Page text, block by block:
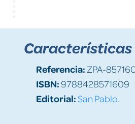
Características
Referencia: ZPA-
ISBN:9788428571609
Editorial:San Pablo.